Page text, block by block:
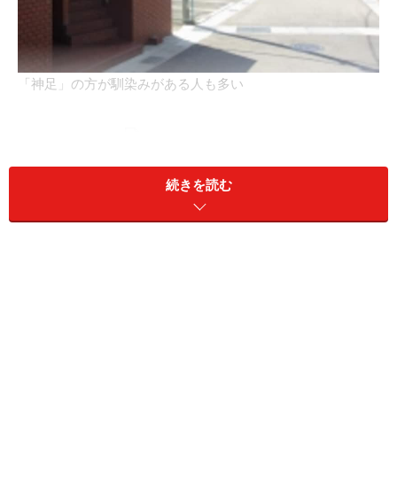
「神足」の方が馴染みがある人も多い
JR「長岡京」駅駅前ロータリー
JR「長岡京」駅は、1995年に改称された名前で以前から
知る人にとっては「神足（こうたり）」駅と言った方が
続きを読む